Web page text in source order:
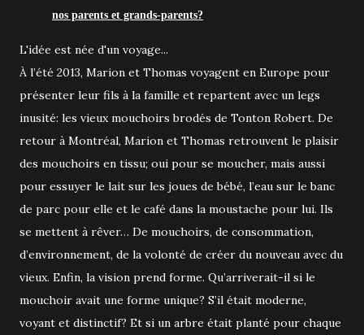
nos parents et grands-parents?
L'idée est née d'un voyage...
À l’été 2013, Marion et Thomas voyagent en Europe pour
présenter leur fils à la famille et repartent avec un legs
inusité: les vieux mouchoirs brodés de Tonton Robert. De
retour à Montréal, Marion et Thomas retrouvent le plaisir
des mouchoirs en tissu; oui pour se moucher, mais aussi
pour essuyer le lait sur les joues de bébé, l’eau sur le banc
de parc pour elle et le café dans la moustache pour lui. Ils
se mettent à rêver… De mouchoirs, de consommation,
d’environnement, de la volonté de créer du nouveau avec du
vieux. Enfin, la vision prend forme. Qu’arriverait-il si le
mouchoir avait une forme unique? S’il était moderne,
voyant et distinctif? Et si un arbre était planté pour chaque